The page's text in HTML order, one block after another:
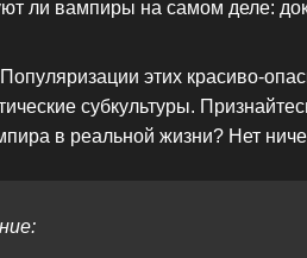
этих красиво-
субкультуры.
в реальной жизни? Нет